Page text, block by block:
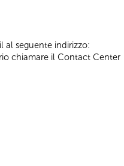
al seguente indirizzo:
chiamare il Contact Center